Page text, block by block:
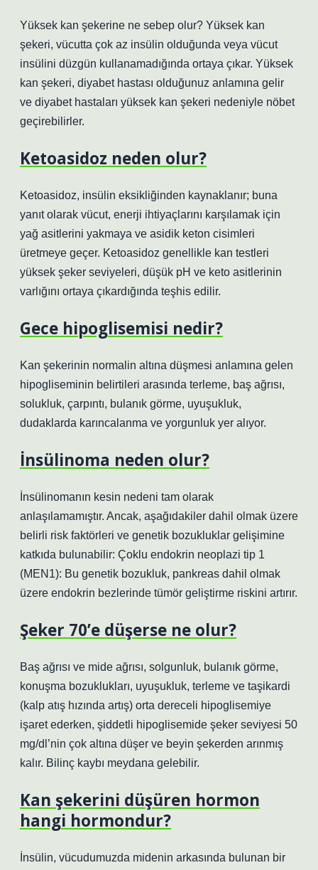
Yüksek kan şekerine ne sebep olur? Yüksek kan
şekeri, vücutta çok az insülin olduğunda veya vücut
insülini düzgün kullanamadığında ortaya çıkar. Yüksek
kan şekeri, diyabet hastası olduğunuz anlamına gelir
ve diyabet hastaları yüksek kan şekeri nedeniyle nöbet
geçirebilirler.
Ketoasidoz neden olur?
Ketoasidoz, insülin eksikliğinden kaynaklanır; buna
yanıt olarak vücut, enerji ihtiyaçlarını karşılamak için
yağ asitlerini yakmaya ve asidik keton cisimleri
üretmeye geçer. Ketoasidoz genellikle kan testleri
yüksek şeker seviyeleri, düşük pH ve keto asitlerinin
varlığını ortaya çıkardığında teşhis edilir.
Gece hipoglisemisi nedir?
Kan şekerinin normalin altına düşmesi anlamına gelen
hipogliseminin belirtileri arasında terleme, baş ağrısı,
solukluk, çarpıntı, bulanık görme, uyuşukluk,
dudaklarda karıncalanma ve yorgunluk yer alıyor.
İnsülinoma neden olur?
İnsülinomanın kesin nedeni tam olarak
anlaşılamamıştır. Ancak, aşağıdakiler dahil olmak üzere
belirli risk faktörleri ve genetik bozukluklar gelişimine
katkıda bulunabilir: Çoklu endokrin neoplazi tip 1
(MEN1): Bu genetik bozukluk, pankreas dahil olmak
üzere endokrin bezlerinde tümör geliştirme riskini artırır.
Şeker 70’e düşerse ne olur?
Baş ağrısı ve mide ağrısı, solgunluk, bulanık görme,
konuşma bozuklukları, uyuşukluk, terleme ve taşikardi
(kalp atış hızında artış) orta dereceli hipoglisemiye
işaret ederken, şiddetli hipoglisemide şeker seviyesi 50
mg/dl’nin çok altına düşer ve beyin şekerden arınmış
kalır. Bilinç kaybı meydana gelebilir.
Kan şekerini düşüren hormon
hangi hormondur?
İnsülin, vücudumuzda midenin arkasında bulunan bir